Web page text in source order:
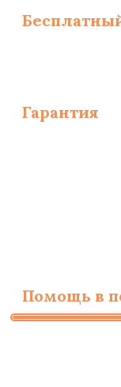
Гарантия
Помощь в